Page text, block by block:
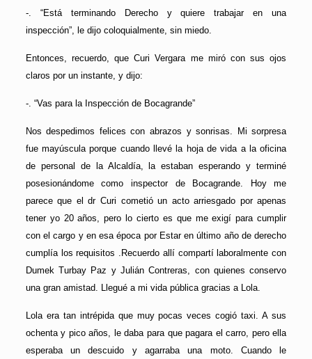
-. “Está terminando Derecho y quiere trabajar en una
inspección”, le dijo coloquialmente, sin miedo.
Entonces, recuerdo, que Curi Vergara me miró con sus ojos
claros por un instante, y dijo:
-. “Vas para la Inspección de Bocagrande”
Nos despedimos felices con abrazos y sonrisas. Mi sorpresa
fue mayúscula porque cuando llevé la hoja de vida a la oficina
de personal de la Alcaldía, la estaban esperando y terminé
posesionándome como inspector de Bocagrande. Hoy me
parece que el dr Curi cometió un acto arriesgado por apenas
tener yo 20 años, pero lo cierto es que me exigí para cumplir
con el cargo y en esa época por Estar en último año de derecho
cumplía los requisitos .Recuerdo allí compartí laboralmente con
Dumek Turbay Paz y Julián Contreras, con quienes conservo
una gran amistad. Llegué a mi vida pública gracias a Lola.
Lola era tan intrépida que muy pocas veces cogió taxi. A sus
ochenta y pico años, le daba para que pagara el carro, pero ella
esperaba un descuido y agarraba una moto. Cuando le